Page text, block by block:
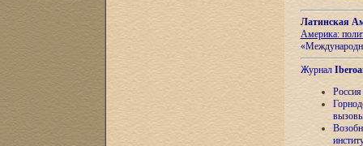
Латинская
Америка:
Журнал